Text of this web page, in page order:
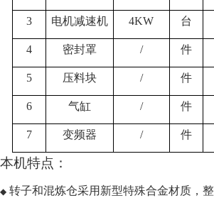
3 电机减速机 4KW 台
4 密封罩 / 件
5 压料块 / 件
6 气缸 / 件
7 变频器 / 件
本机特点：
◆ 转子和混炼仓采用新型特殊合金材质，